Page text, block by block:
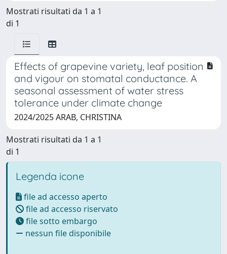
Mostrati risultati da 1 a 1
di 1
Effects of grapevine variety, leaf position
and vigour on stomatal conductance. A
seasonal assessment of water stress
tolerance under climate change
2024/2025 ARAB, CHRISTINA
Mostrati risultati da 1 a 1
di 1
Legenda icone
file ad accesso aperto
file ad accesso riservato
file sotto embargo
nessun file disponibile